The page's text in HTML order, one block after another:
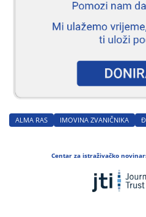
ALMA RAS IMOVINA ZVANIČNIKA
Centar za istraživačko